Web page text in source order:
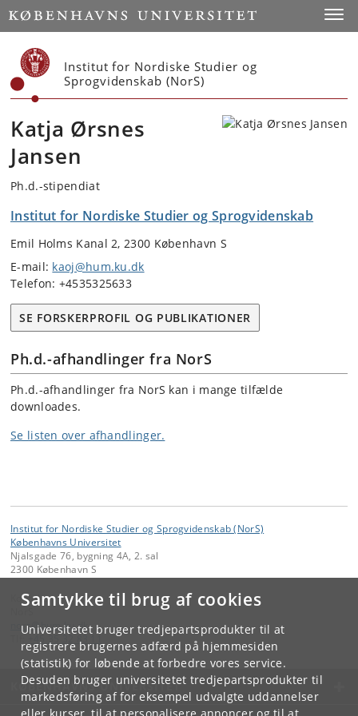
Samtykke til brug af cookies
Universitetet bruger tredjepartsprodukter til at
registrere brugernes adfærd på hjemmesiden
(statistik) for løbende at forbedre vores service.
Desuden bruger universitetet tredjepartsprodukter til
markedsføring af for eksempel udvalgte uddannelser
Start
Institut for Nordiske Studier og
Sprogvidenskab (NorS)
Katja Ørsnes
Jansen
Ph.d.-stipendiat
Institut for Nordiske Studier og Sprogvidenskab
Emil Holms Kanal 2, 2300 København S
E-mail: kaoj@hum.ku.dk
Telefon: +4535325633
SE FORSKERPROFIL OG PUBLIKATIONER
Ph.d.-afhandlinger fra NorS
Ph.d.-afhandlinger fra NorS kan i mange tilfælde
downloades.
Se listen over afhandlinger.
Institut for Nordiske Studier og Sprogvidenskab (NorS)
Københavns Universitet
Njalsgade 76, bygning 4A, 2. sal
2300 København S
Kontakt:
nors@hum.ku.dk
KØBENHAVNS UNIVERSITET